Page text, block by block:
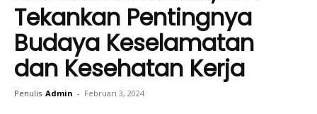
Tekankan Pentingnya
Budaya Keselamatan
dan Kesehatan Kerja
Penulis Admin - Februari 3, 2024